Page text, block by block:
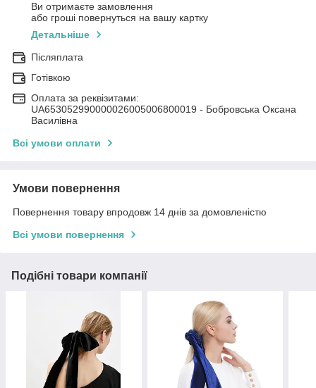
Ви отримаєте замовлення
або гроші повернуться на вашу картку
Детальніше
Післяплата
Готівкою
Оплата за реквізитами:
UA653052990000026005006800019 - Бобровська Оксана
Василівна
Всі умови оплати
Умови повернення
Повернення товару впродовж 14 днів за домовленістю
Всі умови повернення
Подібні товари компанії